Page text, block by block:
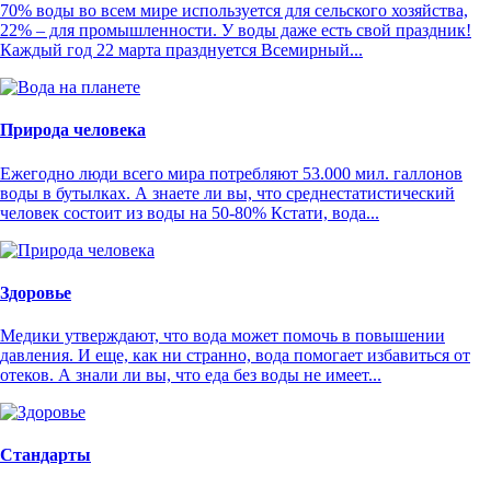
70% воды во всем мире используется для сельского хозяйства,
22% – для промышленности. У воды даже есть свой праздник!
Каждый год 22 марта празднуется Всемирный...
Природа человека
Ежегодно люди всего мира потребляют 53.000 мил. галлонов
воды в бутылках. А знаете ли вы, что среднестатистический
человек состоит из воды на 50-80% Кстати, вода...
Здоровье
Медики утверждают, что вода может помочь в повышении
давления. И еще, как ни странно, вода помогает избавиться от
отеков. А знали ли вы, что еда без воды не имеет...
Стандарты